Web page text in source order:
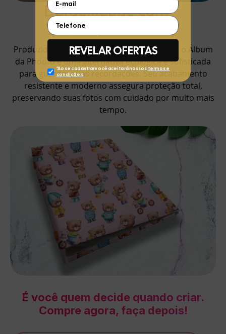
Durabilidade com
Sustentabilidade
Produzido com materiais de alta qualidade, o Álbum
da Phooto é uma alternativa ecológica e sofisticada
para guardar suas recordações. Seu acabamento
resistente e moderno assegura proteção total,
preservando suas fotos com cuidado por muito mais
tempo.
É você quem decide quando criar.
Compre agora, faça depois!